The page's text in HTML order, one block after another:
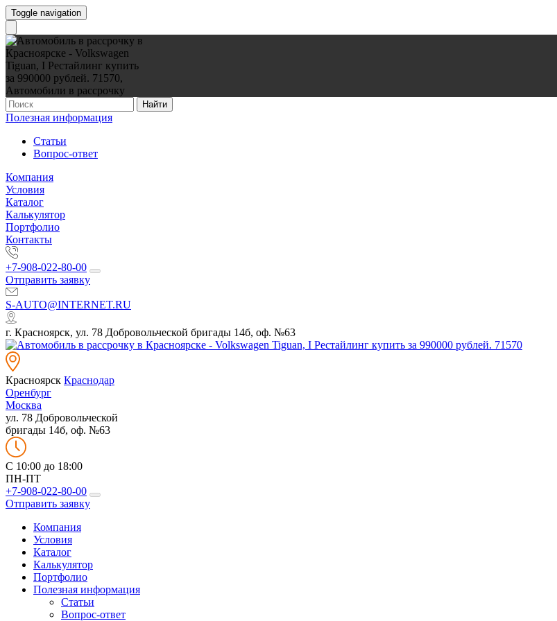
Toggle navigation
Найти
Полезная информация
Статьи
Вопрос-ответ
Компания
Условия
Каталог
Калькулятор
Портфолио
Контакты
+7-908-022-80-00
Отправить заявку
S-AUTO@INTERNET.RU
г. Красноярск, ул. 78 Добровольческой бригады 14б, оф. №63
Красноярск Краснодар
Оренбург
Москва
ул. 78 Добровольческой
бригады 14б, оф. №63
C 10:00 до 18:00
ПН-ПТ
+7-908-022-80-00
Отправить заявку
Компания
Условия
Каталог
Калькулятор
Портфолио
Полезная информация
Статьи
Вопрос-ответ